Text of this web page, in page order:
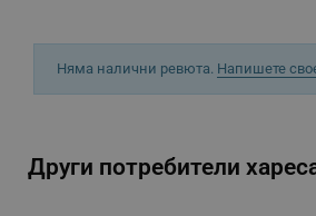
Няма налични ревюта. Напишете
Други потребители
rlv_h_fbp
rlv_mode